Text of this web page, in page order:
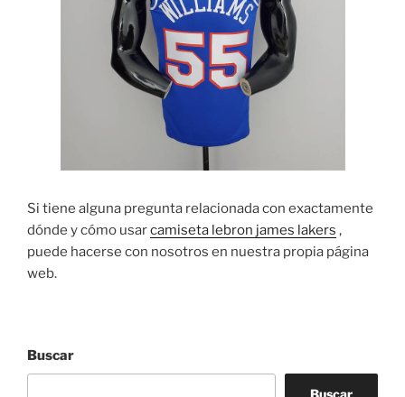
Si tiene alguna pregunta relacionada con exactamente
dónde y cómo usarcamiseta lebron james lakers ,
puede hacerse con nosotros en nuestra propia página
web.
Buscar